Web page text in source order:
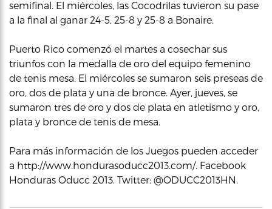
semifinal. El miércoles, las Cocodrilas tuvieron su pase
a la final al ganar 24-5, 25-8 y 25-8 a Bonaire.
Puerto Rico comenzó el martes a cosechar sus
triunfos con la medalla de oro del equipo femenino
de tenis mesa. El miércoles se sumaron seis preseas de
oro, dos de plata y una de bronce. Ayer, jueves, se
sumaron tres de oro y dos de plata en atletismo y oro,
plata y bronce de tenis de mesa.
Para más información de los Juegos pueden acceder
a http://www.hondurasoducc2013.com/. Facebook
Honduras Oducc 2013. Twitter: @ODUCC2013HN.